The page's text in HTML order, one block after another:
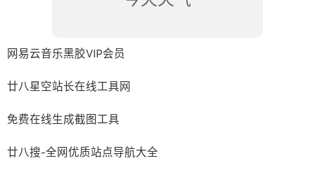
网易云音乐黑胶VIP会员
廿八星空站长在线工具网
免费在线生成截图工具
廿八搜-全网优质站点导航大全